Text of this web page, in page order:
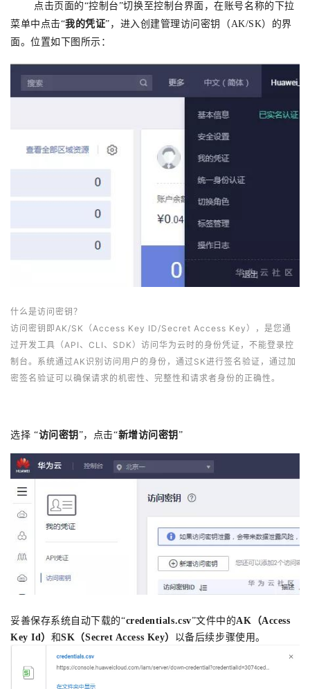
点击页面的“控制台”切换至控制台界面，在账号名称的下拉
菜单中点击“我的凭证”，进入创建管理访问密钥（AK/SK）的界
面。位置如下图所示：
什么是访问密钥？
访问密钥即AK/SK（Access Key ID/Secret Access Key），是您通
过开发工具（API、CLI、SDK）访问华为云时的身份凭证，不能登录控
制台。系统通过AK识别访问用户的身份，通过SK进行签名验证，通过加
密签名验证可以确保请求的机密性、完整性和请求者身份的正确性。
选择 “访问密钥 ”，点击“新增访问密钥 ”
妥善保存系统自动下载的“credentials.csv”文件中的AK（Access
Key Id） 和SK（Secret Access Key） 以备后续步骤使用。